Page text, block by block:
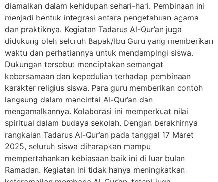
diamalkan dalam kehidupan sehari-hari. Pembinaan ini
menjadi bentuk integrasi antara pengetahuan agama
dan praktiknya. Kegiatan Tadarus Al-Qur’an juga
didukung oleh seluruh Bapak/Ibu Guru yang memberikan
waktu dan perhatiannya untuk mendampingi siswa.
Dukungan tersebut menciptakan semangat
kebersamaan dan kepedulian terhadap pembinaan
karakter religius siswa. Para guru memberikan contoh
langsung dalam mencintai Al-Qur’an dan
mengamalkannya. Kolaborasi ini memperkuat nilai
spiritual dalam budaya sekolah. Dengan berakhirnya
rangkaian Tadarus Al-Qur’an pada tanggal 17 Maret
2025, seluruh siswa diharapkan mampu
mempertahankan kebiasaan baik ini di luar bulan
Ramadan. Kegiatan ini tidak hanya meningkatkan